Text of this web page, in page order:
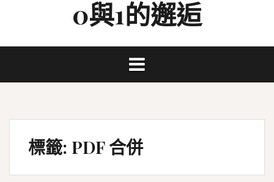
0與1的邂逅
標籤: PDF 合併